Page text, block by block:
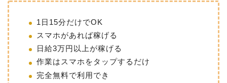
1日15分だけでOK
スマホがあれば稼げる
日給3万円以上が稼げる
作業はスマホをタップするだけ
完全無料で利用でき